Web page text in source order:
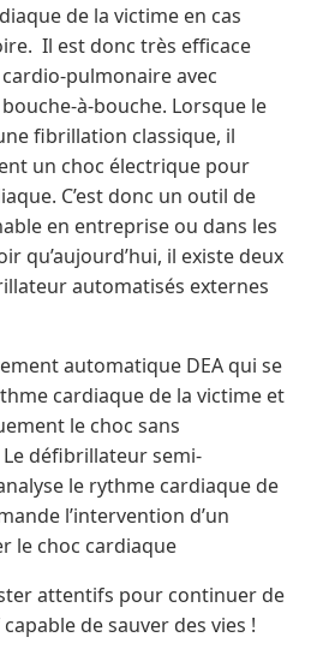
de la victime en cas
Il est donc très efficace
pulmonaire avec
à-bouche. Lorsque le
fibrillation classique, il
un choc électrique pour
C’est donc un outil de
en entreprise ou dans les
qu’aujourd’hui, il existe deux
automatisés externes
automatique DEA qui se
cardiaque de la victime et
le choc sans
défibrillateur semi-
le rythme cardiaque de
l’intervention d’un
le choc cardiaque
attentifs pour continuer de
de sauver des vies !